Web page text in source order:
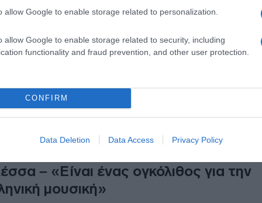
allow Google to enable storage related to personalization.
allow Google to enable storage related to security, including
functionality and fraud prevention, and other user protection.
CONFIRM
Data Deletion Data Access Privacy Policy
οι πληροφορίες για την κηδεία του
- 10:27
– «Είναι ένας ογκόλιθος για την
μουσική»